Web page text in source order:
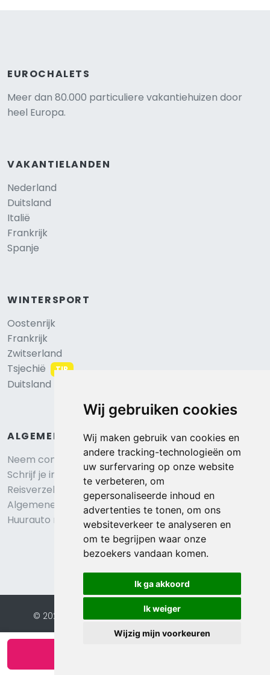
Wij gebruiken cookies
Wij maken gebruik van cookies en
andere tracking-technologieën om
uw surfervaring op onze website
te verbeteren, om
gepersonaliseerde inhoud en
advertenties te tonen, om ons
websiteverkeer te analyseren en
om te begrijpen waar onze
bezoekers vandaan komen.
Ik ga akkoord
Ik weiger
Wijzig mijn voorkeuren
EUROCHALETS
Meer dan 80.000 particuliere vakantiehuizen door
heel Europa.
VAKANTIELANDEN
Nederland
Duitsland
Italië
Frankrijk
Spanje
WINTERSPORT
Oostenrijk
Frankrijk
Zwitserland
Tsjechië
TIP
Duitsland
ALGEMEEN
Neem contact op
Schrijf je in voor onze nieuwsbrief
Reisverzekering afsluiten
Algemene voorwaarden
Huurauto reserveren
© 2026 Eurochalets | Website door FalcoTravel
Veilig online betalen met